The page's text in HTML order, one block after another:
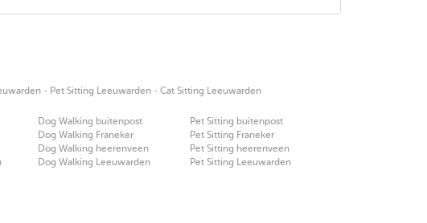
· Pet Sitting Leeuwarden · Cat Sitting Leeuwarden
Dog Walking buitenpost
Dog Walking Franeker
Dog Walking heerenveen
Dog Walking Leeuwarden
Pet Sitting buitenpost
Pet Sitting Franeker
Pet Sitting heerenveen
Pet Sitting Leeuwarden